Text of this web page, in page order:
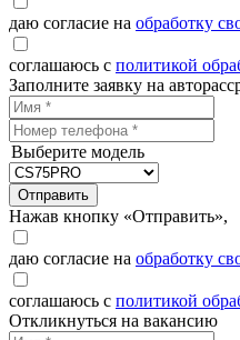
даю согласие на обработку
соглашаюсь с политикой
Заполните заявку на
Выберите модель
Отправить
Нажав кнопку «Отправить»,
даю согласие на обработку
соглашаюсь с политикой
Откликнуться на вакансию